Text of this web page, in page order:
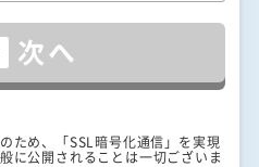
次へ
ため、「SSL暗号化通信」を実現
に公開されることは一切ございま